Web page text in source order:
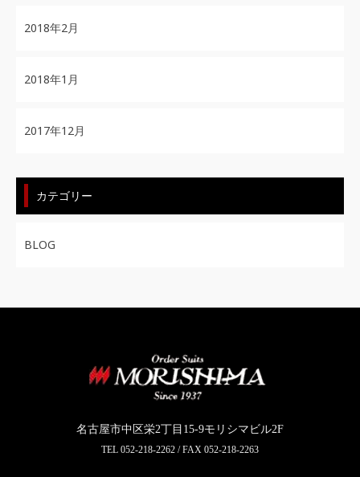
2018年2月
2018年1月
2017年12月
カテゴリー
BLOG
名古屋市中区栄2丁目15-9モリシマビル2F
TEL 052-218-2262 / FAX 052-218-2263